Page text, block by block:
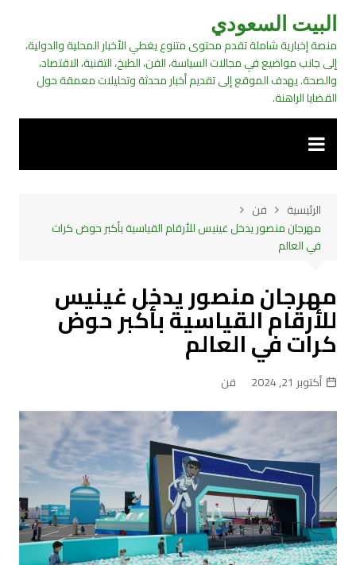
التجاوز
المحتوى
البيت السعودي
منصة إخبارية شاملة تقدم محتوى متنوع يغطي الأخبار المحلية والدولية،
إلى جانب مواضيع في مجالات السياسة، الفن، الطبخ، التقنية، الاقتصاد،
والصحة. يهدف الموقع إلى تقديم أخبار محدثة وتحليلات معمقة حول
القضايا الراهنة.
الرئيسية
فن
مهرجان منصور يدخل غينيس للأرقام القياسية بأكبر حوض كرات
في العالم
مهرجان منصور يدخل غينيس
للأرقام القياسية بأكبر حوض
كرات في العالم
أكتوبر 21, 2024 فن